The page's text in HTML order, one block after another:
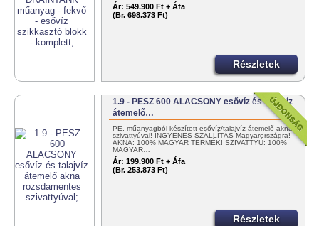
Ár: 549.900 Ft + Áfa
(Br. 698.373 Ft)
Részletek
1.9 - PESZ 600 ALACSONY esővíz és talajvíz
átemelő…
PE. műanyagból készített esővíz/talajvíz átemelő akna
szivattyúval! INGYENES SZÁLLÍTÁS Magyarországra!
AKNA: 100% MAGYAR TERMÉK! SZIVATTYÚ: 100%
MAGYAR…
Ár: 199.900 Ft + Áfa
(Br. 253.873 Ft)
Részletek